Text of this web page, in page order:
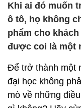
Khi ai đó muốn
ô tô, họ không
phẩm cho
được coi là một
Để trở thành một
đại học không
mò về những